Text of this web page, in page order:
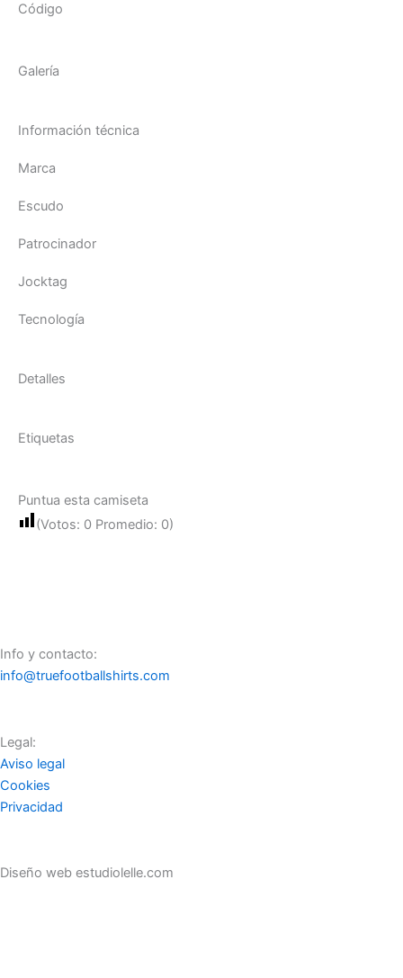
Código
Galería
Información técnica
Marca
Escudo
Patrocinador
Jocktag
Tecnología
Detalles
Etiquetas
Puntua esta camiseta
(Votos: 0 Promedio: 0)
Info y contacto:
info@truefootballshirts.com
Legal:
Aviso legal
Cookies
Privacidad
Diseño web estudiolelle.com